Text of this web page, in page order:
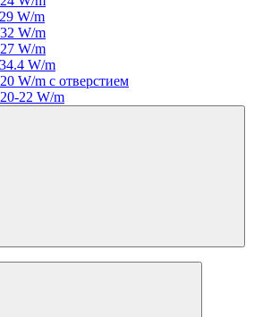
W/m
W/m
W/m
W/m
W/m с отверстием
22 W/m